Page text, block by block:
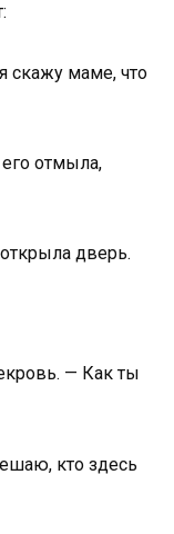
скажу маме, что
отмыла,
дверь.
— Как ты
кто здесь